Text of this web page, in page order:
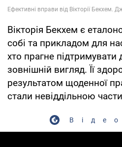
Вікторія Бекхем є
собі та прикладом для
хто прагне підтримувати
зовнішній вигляд. Її
результатом щоденної
стали невіддільною